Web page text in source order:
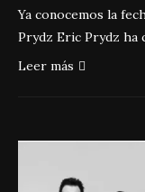
Ya conocemos la
Prydz Eric Prydz ha
Leer más